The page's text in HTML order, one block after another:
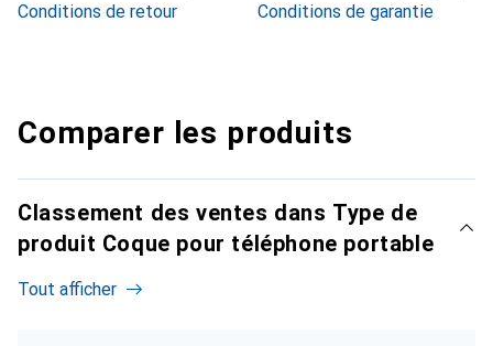
Conditions de retour
Conditions de garantie
Comparer les produits
Classement des ventes dans Type de
produit Coque pour téléphone portable
Tout afficher